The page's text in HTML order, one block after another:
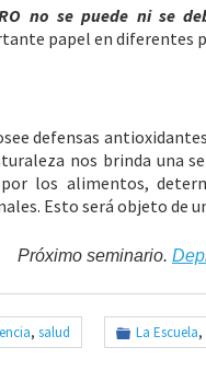
no se puede ni se
papel en diferentes
defensas
nos brinda una
los alimentos,
Esto será objeto de
Próximo seminario.
, salud La Escuela,